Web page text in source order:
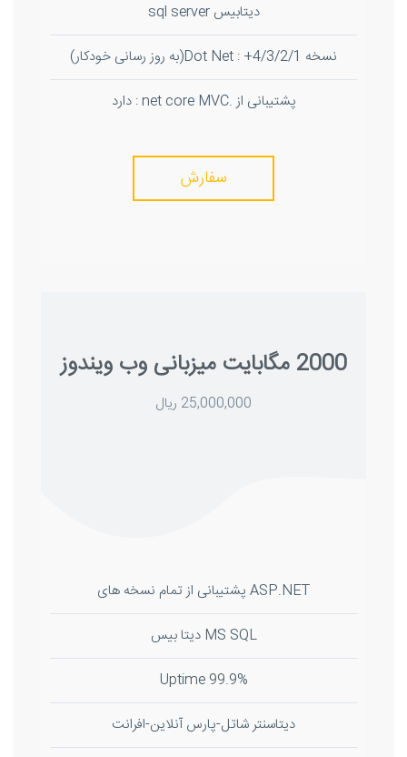
دیتابیس sql server
نسخه Dot Net : +4/3/2/1(به روز رسانی خودکار)
پشتیبانی از .net core MVC : دارد
سفارش
2000 مگابایت میزبانی وب ویندوز
25,000,000 ریال
ASP.NET پشتیبانی از تمام نسخه های
MS SQL دیتا بیس
99.9% Uptime
دیتاسنتر شاتل-پارس آنلاین-افرانت